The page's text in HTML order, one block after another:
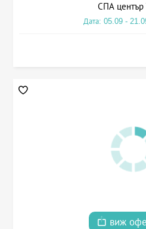
СПА център
Дата: 05.09 -
виж